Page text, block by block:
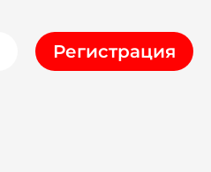
Регистрация